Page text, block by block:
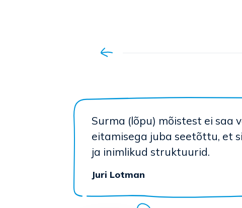
Surma (lõpu) mõistest ei saa
eitamisega juba seetõttu, et
ja inimlikud struktuurid.
Juri Lotman